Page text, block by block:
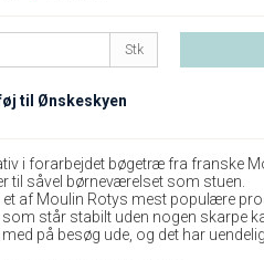
Stk
til Ønskeskyen
i forarbejdet bøgetræ fra franske
til såvel børneværelset som stuen.
af Moulin Rotys mest populære
står stabilt uden nogen skarpe
med på besøg ude, og det har